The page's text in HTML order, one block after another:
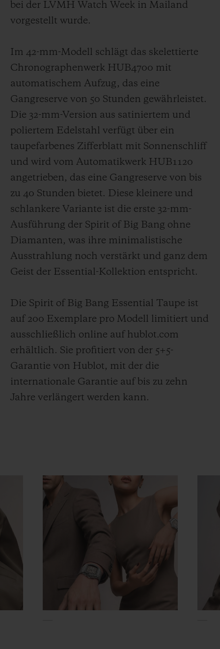
bei der LVMH Watch Week in Mailand
vorgestellt wurde.
Im 42-mm-Modell schlägt das skelettierte
Chronographenwerk HUB4700 mit
automatischem Aufzug, das eine
Gangreserve von 50 Stunden gewährleistet.
Die 32-mm-Version aus satiniertem und
poliertem Edelstahl verfügt über ein
taupefarbenes Zifferblatt mit Sonnenschliff
und wird vom Automatikwerk HUB1120
angetrieben, das eine Gangreserve von bis
zu 40 Stunden bietet. Diese kleinere und
schlankere Variante ist die erste 32-mm-
Ausführung der Spirit of Big Bang ohne
Diamanten, was ihre minimalistische
Ausstrahlung noch verstärkt und ganz dem
Geist der Essential-Kollektion entspricht.
Die Spirit of Big Bang Essential Taupe ist
auf 200 Exemplare pro Modell limitiert und
ausschließlich online auf hublot.com
erhältlich. Sie profitiert von der 5+5-
Garantie von Hublot, mit der die
internationale Garantie auf bis zu zehn
Jahre verlängert werden kann.